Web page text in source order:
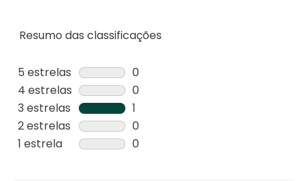
Resumo das classificações
5 estrelas estrelas
0
0
análise
com
5
4 estrelas estrelas
0
0
análise
com
3 estrelas estrelas
1
1
análise
2 estrelas estrelas
0
0
1 estrela estrelas
0